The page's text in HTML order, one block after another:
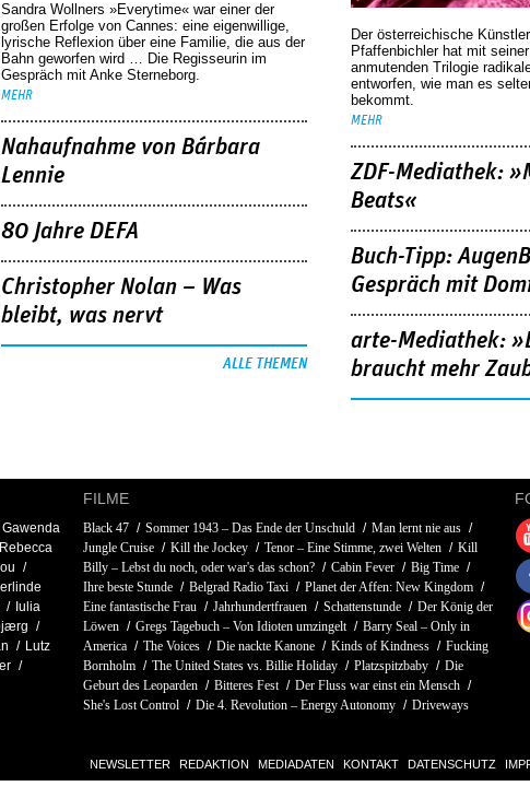
Sandra Wollners »Everytime« war einer der
großen Erfolge von Cannes: eine eigenwillige,
lyrische Reflexion über eine ­Familie, die aus der
Bahn geworfen wird … Die Regisseurin im
Gespräch mit Anke Sterneborg.
MEHR
Nahaufnahme von Bárbara
Lennie
80 Jahre DEFA
Christopher Nolan – Was
bleibt, was nervt
ALLE THEMEN
Der österreichische
Pfaffenbichler hat mit
anmutenden Trilogie
entworfen, wie man es
bekommt.
MEHR
ZDF-Mediathek:
Beats«
Buch-Tipp:
Gespräch mit
arte-Mediathek:
braucht mehr
Gawenda
Rebecca
Iulia
Lutz
FILME
Black 47 Sommer 1943 – Das Ende der Unschuld
Man lernt nie aus
Jungle Cruise
Kill the Jockey Tenor – Eine Stimme, zwei Welten
Kill
Billy – Lebst du noch, oder war's das schon?
Cabin Fever
Big Time
Ihre beste Stunde
Belgrad Radio Taxi
Planet der Affen: New Kingdom
Eine fantastische Frau
Jahrhundertfrauen Schattenstunde
Der König der
Löwen
Gregs Tagebuch – Von Idioten umzingelt
Barry Seal – Only in
America
The Voices Die nackte Kanone Kinds of Kindness
Fucking
Bornholm
The United States vs. Billie Holiday Platzspitzbaby
Die
Geburt des Leoparden
Bitteres Fest
Der Fluss war einst ein Mensch
She's Lost Control
Die 4. Revolution – Energy Autonomy Driveways
NEWSLETTER REDAKTION MEDIADATEN KONTAKT DATENSCHUTZ